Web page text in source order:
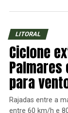
LITORAL
Ciclone
para
Rajadas entre a
entre 60 km/h e